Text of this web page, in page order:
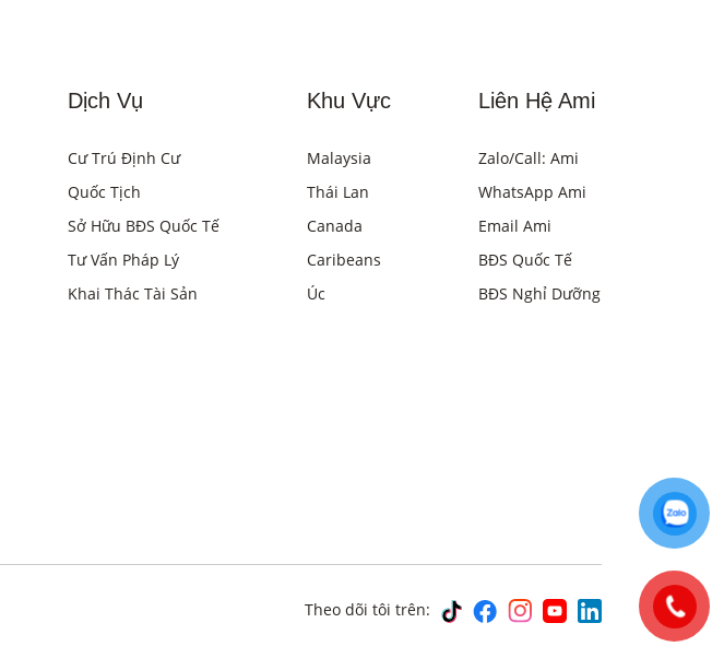
Dịch Vụ
Cư Trú Định Cư
Quốc Tịch
Sở Hữu BĐS Quốc Tế
Tư Vấn Pháp Lý
Khai Thác Tài Sản
Khu Vực
Malaysia
Thái Lan
Canada
Caribeans
Úc
Liên Hệ Ami
Zalo/Call: Ami
WhatsApp Ami
Email Ami
BĐS Quốc Tế
BĐS Nghỉ Dưỡng
Theo dõi tôi trên: